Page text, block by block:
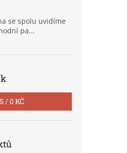
se spolu uvidíme
pa...
/ 0 KČ